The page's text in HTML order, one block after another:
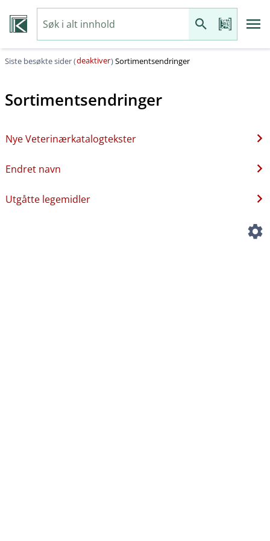
Siste besøkte sider (deaktiver)Sortimentsendringer
Sortimentsendringer
Nye Veterinærkatalogtekster
Endret navn
Utgåtte legemidler